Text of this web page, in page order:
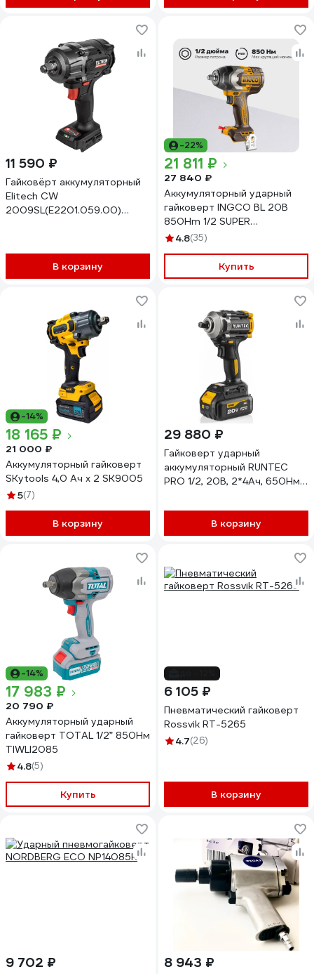
11 590 ₽
Гайковёрт аккумуляторный
Elitech CW
2009SL(E2201.059.00)
В корзину
-22%
21 811 ₽
27 840 ₽
Аккумуляторный ударный
гайковерт INGCO BL 20В
850Hm 1/2 SUPER
INDUSTRIAL CIWLI2085
4.8(35)
Купить
-14%
18 165 ₽
21 000 ₽
Аккумуляторный гайковерт
SKytools 4,0 Ач х 2 SK9005
5(7)
В корзину
29 880 ₽
Гайковерт ударный
аккумуляторный RUNTEC
PRO 1/2, 20В, 2*4Ач, 650Нм
В корзину
-14%
17 983 ₽
20 790 ₽
Аккумуляторный ударный
гайковерт TOTAL 1/2” 850Нм
TIWLI2085
4.8(5)
Купить
6 105 ₽
Пневматический гайковерт
Rossvik RT-5265
4.7(26)
В корзину
9 702 ₽ 8 943 ₽